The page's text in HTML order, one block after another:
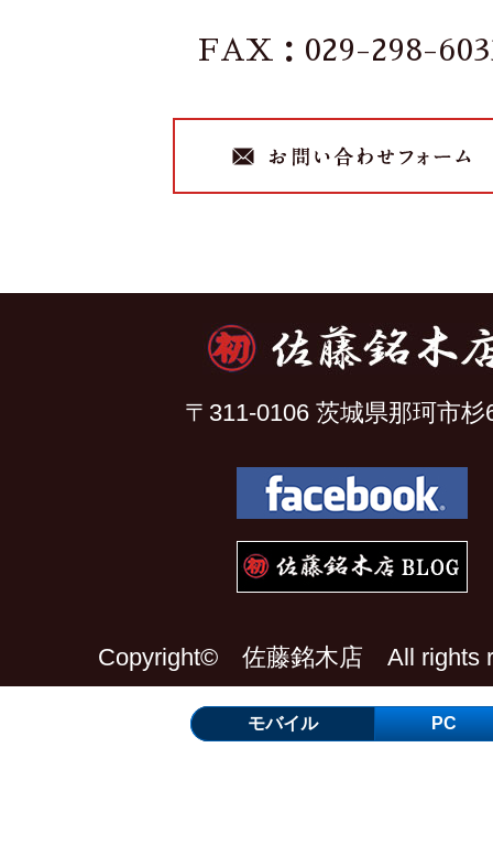
FAX：029-298-
〒311-0106 茨城県那珂市杉
Copyright© 佐藤銘木店 All rights
モバイル PC